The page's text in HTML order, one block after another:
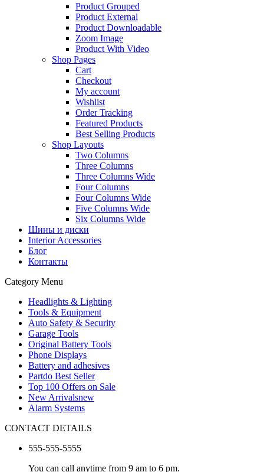
Product Grouped
Product External
Product Downloadable
Zoom Image
Product With Video
Shop Pages
Cart
Checkout
My account
Wishlist
Order Tracking
Featured Products
Best Selling Products
Shop Layouts
Two Columns
Three Columns
Three Columns Wide
Four Columns
Four Columns Wide
Five Columns Wide
Six Columns Wide
Шины и диски
Interior Accessories
Блог
Контакты
Category Menu
Headlights & Lighting
Tools & Equipment
Auto Safety & Security
Garage Tools
Original Battery Tools
Phone Displays
Battery and adhesives
Partdo Best Seller
Top 100 Offers on Sale
New Arrivalsnew
Alarm Systems
CONTACT DETAILS
555-555-5555
You can call anytime from 9 am to 6 pm.